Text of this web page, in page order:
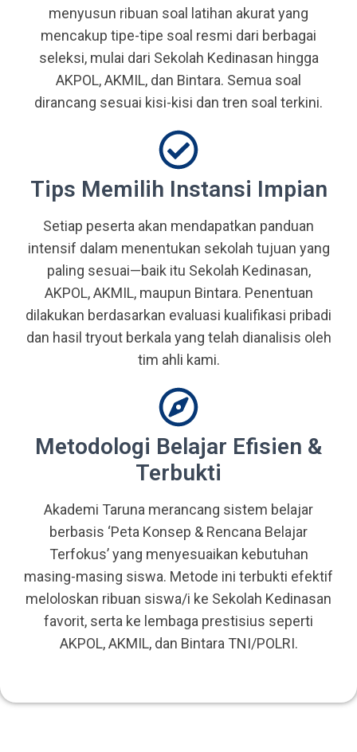
menyusun ribuan soal latihan akurat yang
mencakup tipe-tipe soal resmi dari berbagai
seleksi, mulai dari Sekolah Kedinasan hingga
AKPOL, AKMIL, dan Bintara. Semua soal
dirancang sesuai kisi-kisi dan tren soal terkini.
Tips Memilih Instansi Impian
Setiap peserta akan mendapatkan panduan
intensif dalam menentukan sekolah tujuan yang
paling sesuai—baik itu Sekolah Kedinasan,
AKPOL, AKMIL, maupun Bintara. Penentuan
dilakukan berdasarkan evaluasi kualifikasi pribadi
dan hasil tryout berkala yang telah dianalisis oleh
tim ahli kami.
Metodologi Belajar Efisien &
Terbukti
Akademi Taruna merancang sistem belajar
berbasis ‘Peta Konsep & Rencana Belajar
Terfokus’ yang menyesuaikan kebutuhan
masing-masing siswa. Metode ini terbukti efektif
meloloskan ribuan siswa/i ke Sekolah Kedinasan
favorit, serta ke lembaga prestisius seperti
AKPOL, AKMIL, dan Bintara TNI/POLRI.